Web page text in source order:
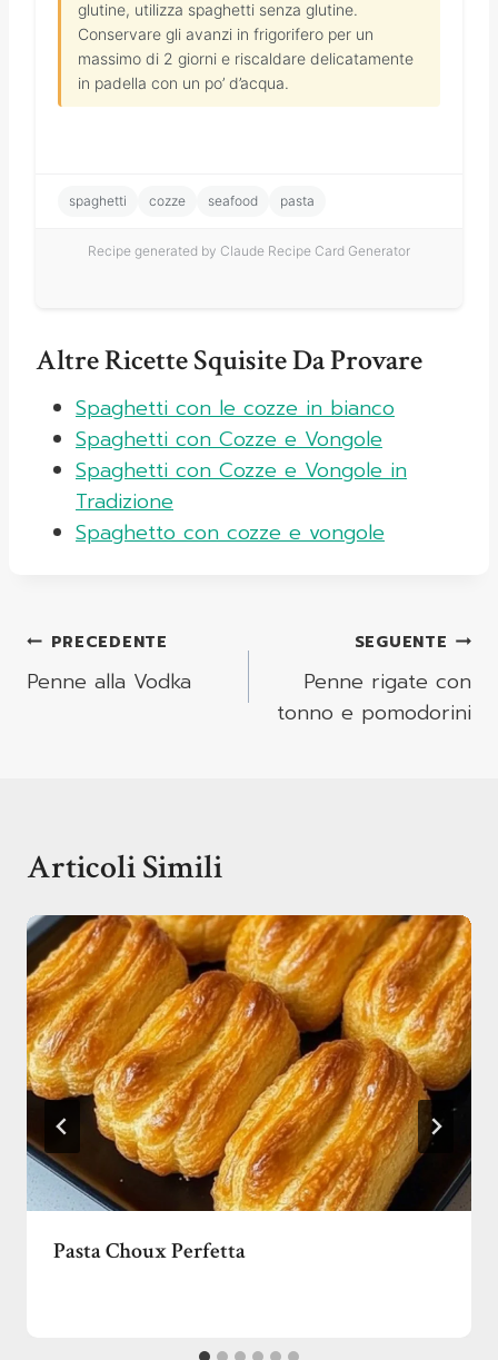
glutine, utilizza spaghetti senza glutine.
Conservare gli avanzi in frigorifero per un
massimo di 2 giorni e riscaldare delicatamente
in padella con un po’ d’acqua.
spaghetti cozze seafood pasta
Recipe generated by Claude Recipe Card Generator
Altre Ricette Squisite Da Provare
Spaghetti con le cozze in bianco
Spaghetti con Cozze e Vongole
Spaghetti con Cozze e Vongole in
Tradizione
Spaghetto con cozze e vongole
Navigazione
Articoli
PRECEDENTE
Penne alla Vodka
SEGUENTE
Penne rigate con
tonno e pomodorini
Articoli Simili
Pasta Choux Perfetta